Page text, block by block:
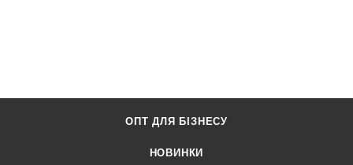
ОПТ ДЛЯ БІЗНЕСУ
НОВИНКИ